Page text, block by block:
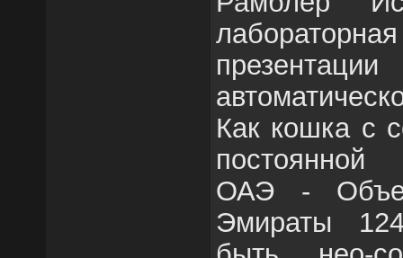
Как кошка с
постоянной
ОАЭ -
Эмираты